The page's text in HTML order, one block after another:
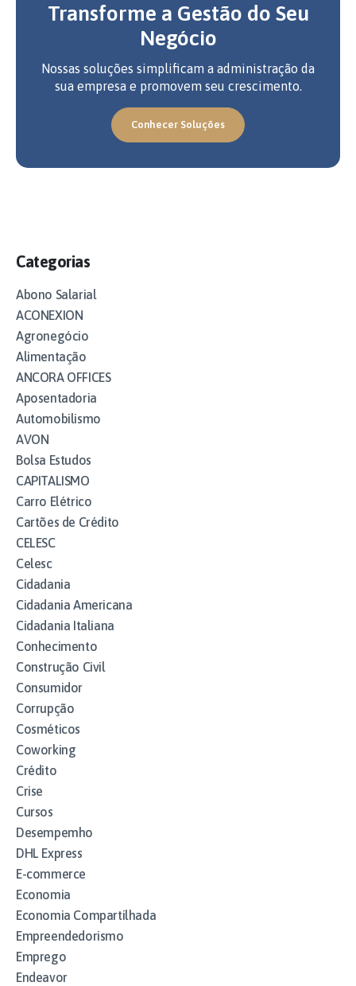
Transforme a Gestão do Seu
Negócio
Nossas soluções simplificam a administração da
sua empresa e promovem seu crescimento.
Conhecer Soluções
Categorias
Abono Salarial
ACONEXION
Agronegócio
Alimentação
ANCORA OFFICES
Aposentadoria
Automobilismo
AVON
Bolsa Estudos
CAPITALISMO
Carro Elétrico
Cartões de Crédito
CELESC
Celesc
Cidadania
Cidadania Americana
Cidadania Italiana
Conhecimento
Construção Civil
Consumidor
Corrupção
Cosméticos
Coworking
Crédito
Crise
Cursos
Desempemho
DHL Express
E-commerce
Economia
Economia Compartilhada
Empreendedorismo
Emprego
Endeavor